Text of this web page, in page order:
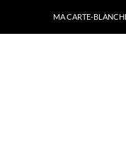
MA CARTE-